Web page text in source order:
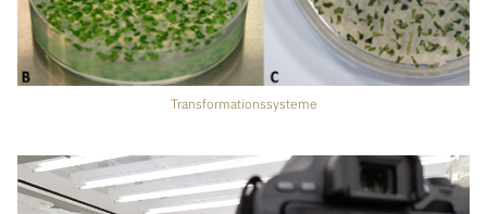
Transformationssysteme